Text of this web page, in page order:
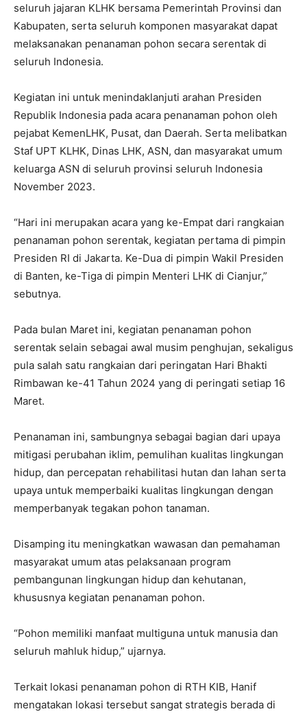
seluruh jajaran KLHK bersama Pemerintah Provinsi dan
Kabupaten, serta seluruh komponen masyarakat dapat
melaksanakan penanaman pohon secara serentak di
seluruh Indonesia.
Kegiatan ini untuk menindaklanjuti arahan Presiden
Republik Indonesia pada acara penanaman pohon oleh
pejabat KemenLHK, Pusat, dan Daerah. Serta melibatkan
Staf UPT KLHK, Dinas LHK, ASN, dan masyarakat umum
keluarga ASN di seluruh provinsi seluruh Indonesia
November 2023.
“Hari ini merupakan acara yang ke-Empat dari rangkaian
penanaman pohon serentak, kegiatan pertama di pimpin
Presiden RI di Jakarta. Ke-Dua di pimpin Wakil Presiden
di Banten, ke-Tiga di pimpin Menteri LHK di Cianjur,”
sebutnya.
Pada bulan Maret ini, kegiatan penanaman pohon
serentak selain sebagai awal musim penghujan, sekaligus
pula salah satu rangkaian dari peringatan Hari Bhakti
Rimbawan ke-41 Tahun 2024 yang di peringati setiap 16
Maret.
Penanaman ini, sambungnya sebagai bagian dari upaya
mitigasi perubahan iklim, pemulihan kualitas lingkungan
hidup, dan percepatan rehabilitasi hutan dan lahan serta
upaya untuk memperbaiki kualitas lingkungan dengan
memperbanyak tegakan pohon tanaman.
Disamping itu meningkatkan wawasan dan pemahaman
masyarakat umum atas pelaksanaan program
pembangunan lingkungan hidup dan kehutanan,
khususnya kegiatan penanaman pohon.
“Pohon memiliki manfaat multiguna untuk manusia dan
seluruh mahluk hidup,” ujarnya.
Terkait lokasi penanaman pohon di RTH KIB, Hanif
mengatakan lokasi tersebut sangat strategis berada di